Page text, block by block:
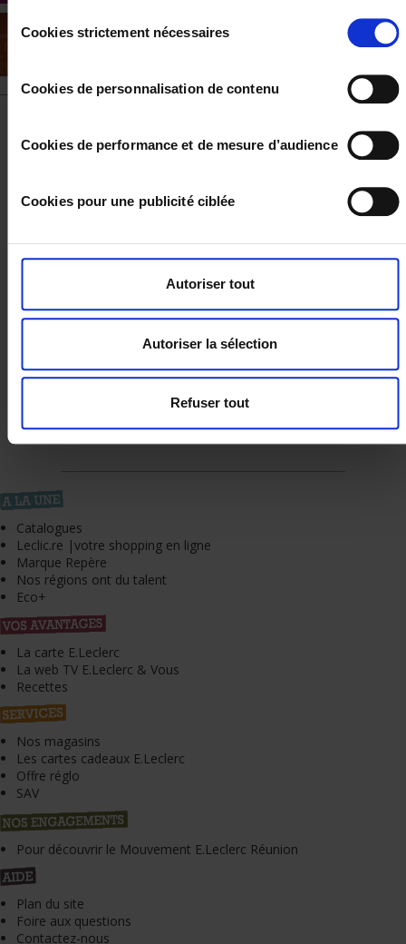
uniquement sur ce site pour une durée de 6 mois.
Vous pouvez changer d'avis à tout moment en cliquant sur
le bouton "paramétrer les cookies" en bas de chaque page
de notre site.
Sélection
duCookies strictement nécessaires
Cookies de personnalisation de contenu
Cookies de performance et de mesure d’audience
Cookies pour une publicité ciblée
Autoriser tout
Autoriser la sélection
Refuser tout
PAGES FACEBOOK OFFICIELLES
Catalogues
Leclic.re |votre shopping en ligne
Marque Repère
Nos régions ont du talent
Eco+
La carte E.Leclerc
La web TV E.Leclerc & Vous
Recettes
Nos magasins
Les cartes cadeaux E.Leclerc
Offre réglo
SAV
Pour découvrir le Mouvement E.Leclerc Réunion
Plan du site
Foire aux questions
Contactez-nous